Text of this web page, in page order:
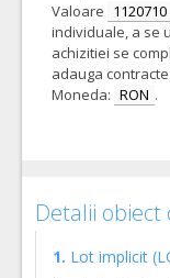
Valoare 1120710
individuale, a se
achizitiei se
adauga
Moneda: RON .
Detalii
1. Lot implicit